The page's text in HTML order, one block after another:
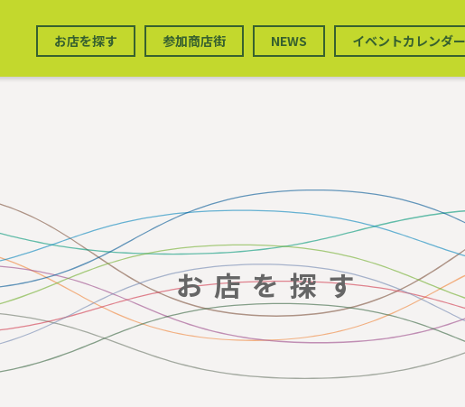
メ
ナ
お店を探す 参加商店街 NEWS イベントカレンダー
お店を探す